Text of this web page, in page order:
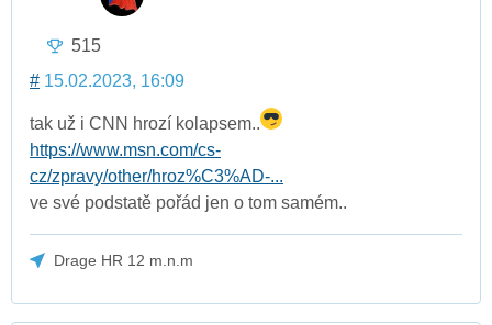
515
# 15.02.2023, 16:09
tak už i CNN hrozí kolapsem..
https://www.msn.com/cs-
cz/zpravy/other/hroz%C3%AD-...
ve své podstatě pořád jen o tom samém..
Drage HR 12 m.n.m